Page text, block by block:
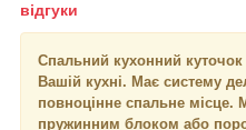
відгуки
Спальний кухонний куточок
Вашій кухні. Має систему
повноцінне спальне місце.
пружинним блоком або